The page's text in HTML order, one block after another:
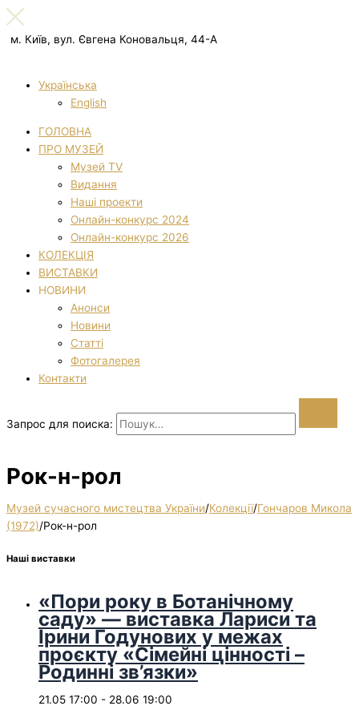
м. Київ, вул. Євгена Коновальця, 44-А
Українська
English
ГОЛОВНА
ПРО МУЗЕЙ
Музей TV
Видання
Наші проекти
Онлайн-конкурс 2024
Онлайн-конкурс 2026
КОЛЕКЦІЯ
ВИСТАВКИ
НОВИНИ
Анонси
Новини
Статті
Фотогалерея
Контакти
Запрос для поиска:
Рок-н-рол
Музей сучасного мистецтва України/Колекції/Гончаров Микола
(1972)/Рок-н-рол
Наші виставки
«Пори року в Ботанічному
саду» — виставка Лариси та
Ірини Годунових у межах
проєкту «Сімейні цінності –
Родинні зв’язки»
21.05 17:00 - 28.06 19:00